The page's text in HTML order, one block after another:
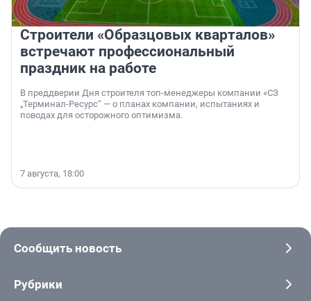
Строители «Образцовых кварталов»
встречают профессиональный
праздник на работе
В преддверии Дня строителя топ-менеджеры компании «СЗ
„Терминал-Ресурс“ — о планах компании, испытаниях и
поводах для осторожного оптимизма.
7 августа, 18:00
Сообщить новость
Рубрики